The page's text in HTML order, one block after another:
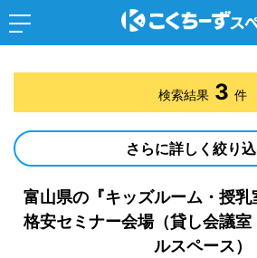
富山県の『キッズルーム・授
格安セミナー会場（貸し会議室
ルスペース）
検索結果 3 件
さらに詳しく絞り